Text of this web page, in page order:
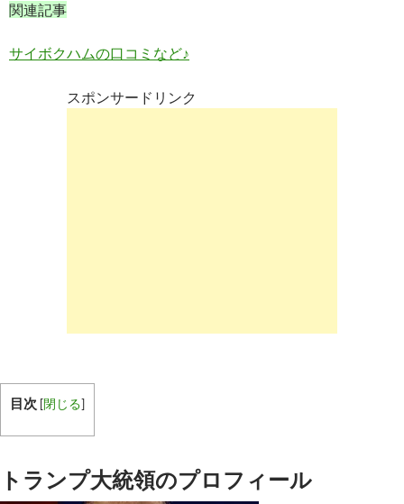
関連記事
サイボクハムの口コミなど♪
スポンサードリンク
目次 [閉じる]
トランプ大統領のプロフィール